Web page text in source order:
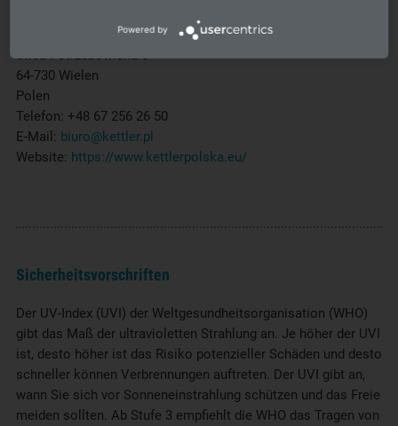
KETTtex-Exklusiv®
Ulica Potrzebowicka 5
64-730 Wielen
Polen
Telefon: +48 67 256 26 50
E-Mail: biuro@kettler.pl
Website: https://www.kettlerpolska.eu/
Sicherheitsvorschriften
Der UV-Index (UVI) der Weltgesundheitsorganisation (WHO)
gibt das Maß der ultravioletten Strahlung an. Je höher der UVI
ist, desto höher ist das Risiko potenzieller Schäden und desto
schneller können Verbrennungen auftreten. Der UVI gibt an,
wann Sie sich vor Sonneneinstrahlung schützen und das Freie
meiden sollten. Ab Stufe 3 empfiehlt die WHO das Tragen von
Powered by